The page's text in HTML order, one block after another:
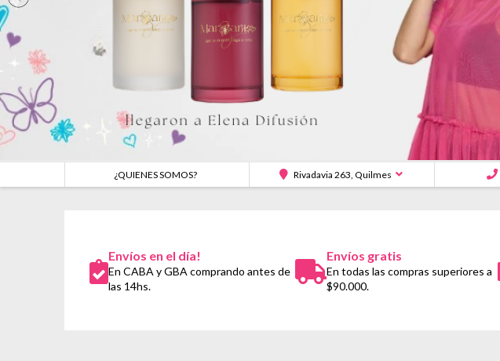
¿QUIENES SOMOS? Rivadavia 263, Quilmes
Envíos en el día!
En CABA y GBA comprando antes de
las 14hs.
Envíos gratis
En todas las compras superiores a
$90.000.